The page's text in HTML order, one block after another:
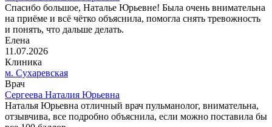
Спасибо большое, Наталье Юрьевне! Была очень внимательна
на приёме и всё чётко объяснила, помогла снять тревожность
и понять, что дальше делать.
Елена
11.07.2026
Клиника
м. Сухаревская
Врач
Сергеева Наталия Юрьевна
Наталья Юрьевна отличный врач пульманолог, внимательна,
отзывчива, все подробно объяснила, если можно поставила бы